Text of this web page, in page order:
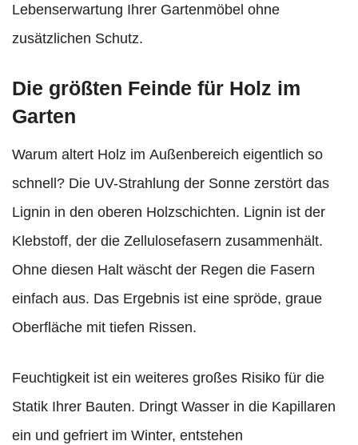
Lebenserwartung Ihrer Gartenmöbel ohne
zusätzlichen Schutz.
Die größten Feinde für Holz im
Garten
Warum altert Holz im Außenbereich eigentlich so
schnell? Die UV-Strahlung der Sonne zerstört das
Lignin in den oberen Holzschichten. Lignin ist der
Klebstoff, der die Zellulosefasern zusammenhält.
Ohne diesen Halt wäscht der Regen die Fasern
einfach aus. Das Ergebnis ist eine spröde, graue
Oberfläche mit tiefen Rissen.
Feuchtigkeit ist ein weiteres großes Risiko für die
Statik Ihrer Bauten. Dringt Wasser in die Kapillaren
ein und gefriert im Winter, entstehen